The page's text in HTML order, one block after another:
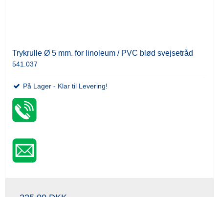
Trykrulle Ø 5 mm. for linoleum / PVC blød svejsetråd
541.037
På Lager - Klar til Levering!